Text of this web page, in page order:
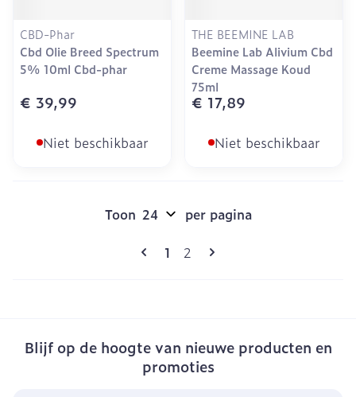
CBD-Phar
Cbd Olie Breed Spectrum
5% 10ml Cbd-phar
€ 39,99
Niet beschikbaar
THE BEEMINE LAB
Beemine Lab Alivium Cbd
Creme Massage Koud
75ml
€ 17,89
Niet beschikbaar
Pagina's
U lees momenteel pagina
1 Pagina
2
Toon per pagina
Blijf op de hoogte van nieuwe producten en
promoties